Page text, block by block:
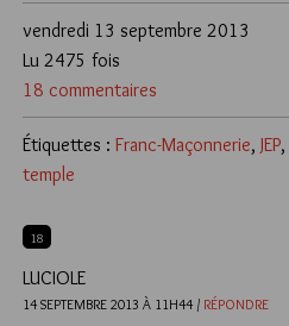
vendredi 13 septembre 2013
18 commentaires
Lu 2475 fois
Étiquettes : Franc-Maçonnerie, JEP,
temple
18
LUCIOLE
14 SEPTEMBRE 2013 À 11H44 / RÉPONDRE